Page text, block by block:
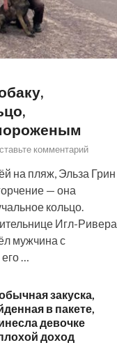
комментарий
на пляж, Эльза Грин
— она
кольцо.
Игл-Ривера
мужчина с
…
закуска,
в пакете,
девочке
доход